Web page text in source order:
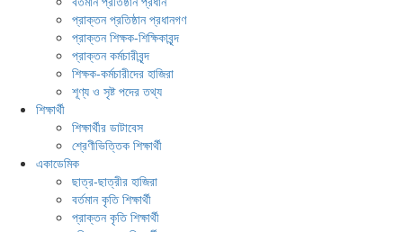
প্রাক্তন প্রতিষ্ঠান প্রধানগণ
প্রাক্তন শিক্ষক-শিক্ষিকাবৃন্দ
প্রাক্তন কর্মচারীবৃন্দ
শিক্ষক-কর্মচারীদের হাজিরা
শূণ্য ও সৃষ্ট পদের তথ্য
শিক্ষার্থী
শিক্ষার্থীর ডাটাবেস
শ্রেণীভিত্তিক শিক্ষার্থী
একাডেমিক
ছাত্র-ছাত্রীর হাজিরা
বর্তমান কৃতি শিক্ষার্থী
প্রাক্তন কৃতি শিক্ষার্থী